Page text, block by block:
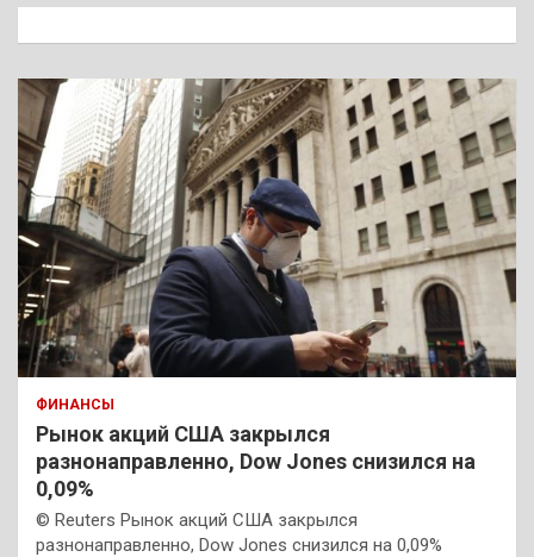
к
ФИНАНСЫ
Рынок акций США закрылся
разнонаправленно, Dow Jones снизился на
0,09%
© Reuters Рынок акций США закрылся
разнонаправленно, Dow Jones снизился на 0,09%